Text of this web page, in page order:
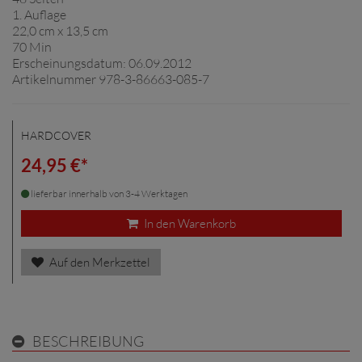
1. Auflage
22,0 cm x 13,5 cm
70 Min
Erscheinungsdatum: 06.09.2012
Artikelnummer 978-3-86663-085-7
HARDCOVER
24,95 €*
lieferbar innerhalb von 3-4 Werktagen
In den Warenkorb
Auf den Merkzettel
BESCHREIBUNG